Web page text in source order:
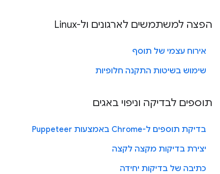
הפצה למשתמשים לארגונים ול-Linux
אירוח עצמי של תוסף
שימוש בשיטות התקנה חלופיות
תוספים לבדיקה וניפוי באגים
בדיקת תוספים ל-Chrome באמצעות Puppeteer
יצירת בדיקות מקצה לקצה
כתיבה של בדיקות יחידה